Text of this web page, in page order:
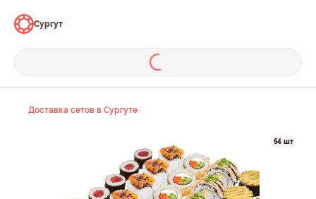
Сургут
Доставка сетов в Сургуте
54 шт